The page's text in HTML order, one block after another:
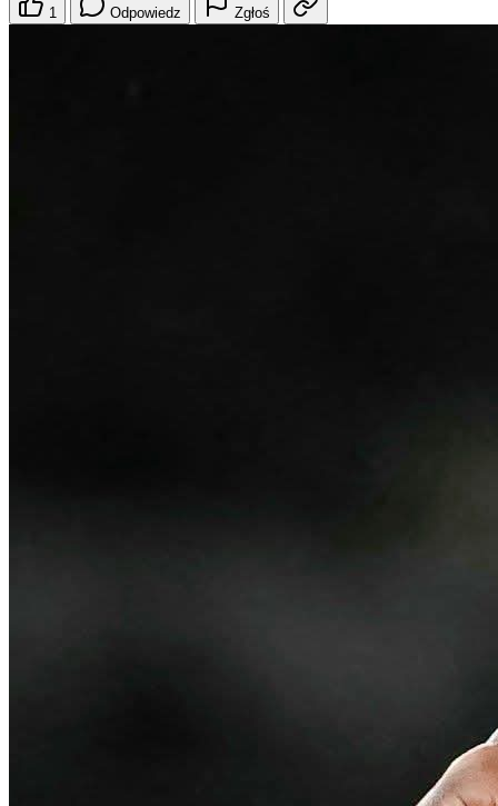
1 Odpowiedz Zgłoś